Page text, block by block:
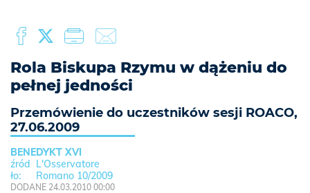
Rola Biskupa Rzymu w dążeniu do
pełnej jedności
Przemówienie do uczestników sesji ROACO,
27.06.2009
BENEDYKT XVI
L'Osservatore
Romano 10/2009
DODANE 24.03.2010 00:00